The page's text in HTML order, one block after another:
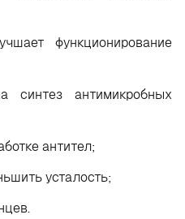
функционирование
антимикробных
антител;
усталость;